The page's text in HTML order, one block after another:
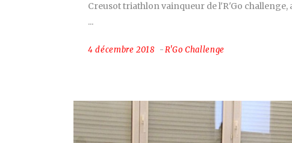
Creusot triathlon vainqueur de l'R'Go
4 décembre 2018 R'Go Challenge